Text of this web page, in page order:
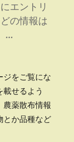
エントリ
の情報は
…
をご覧にな
せるよう
農薬散布情報
とか品種など